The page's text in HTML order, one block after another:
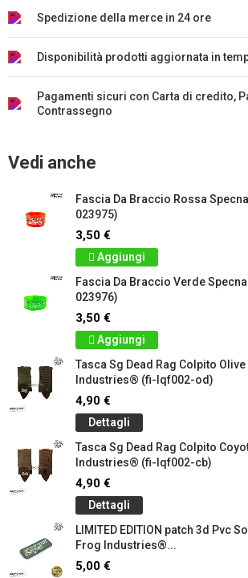
Spedizione della merce in 24 ore
Disponibilità prodotti aggiornata in
Pagamenti sicuri con Carta di credito,
Contrassegno
Vedi anche
Fascia Da Braccio Rossa
023975)
3,50 €
Aggiungi
Fascia Da Braccio Verde
023976)
3,50 €
Aggiungi
Tasca Sg Dead Rag Colpito
Industries® (fi-lqf002-od)
4,90 €
Dettagli
Tasca Sg Dead Rag Colpito
Industries® (fi-lqf002-cb)
4,90 €
Dettagli
LIMITED EDITION patch 3d Pvc
Frog Industries®...
5,00 €